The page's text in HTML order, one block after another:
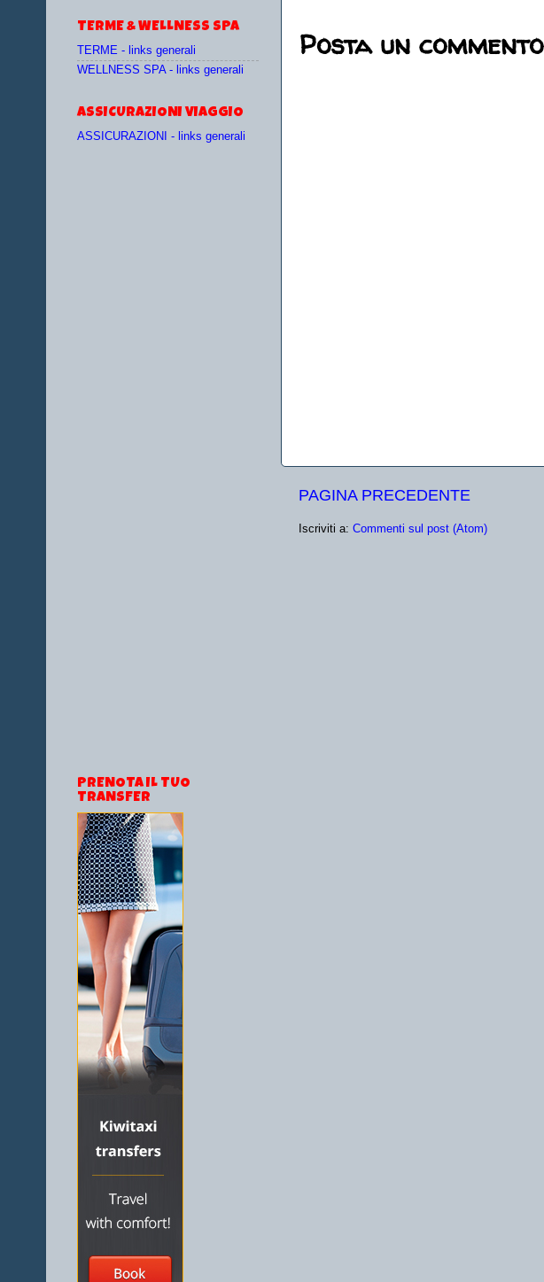
Posta un commento
PAGINA PRECEDENTE
Iscriviti a: Commenti sul post (Atom)
TERME & WELLNESS SPA
TERME - links generali
WELLNESS SPA - links generali
ASSICURAZIONI VIAGGIO
ASSICURAZIONI - links generali
PRENOTA IL TUO
TRANSFER